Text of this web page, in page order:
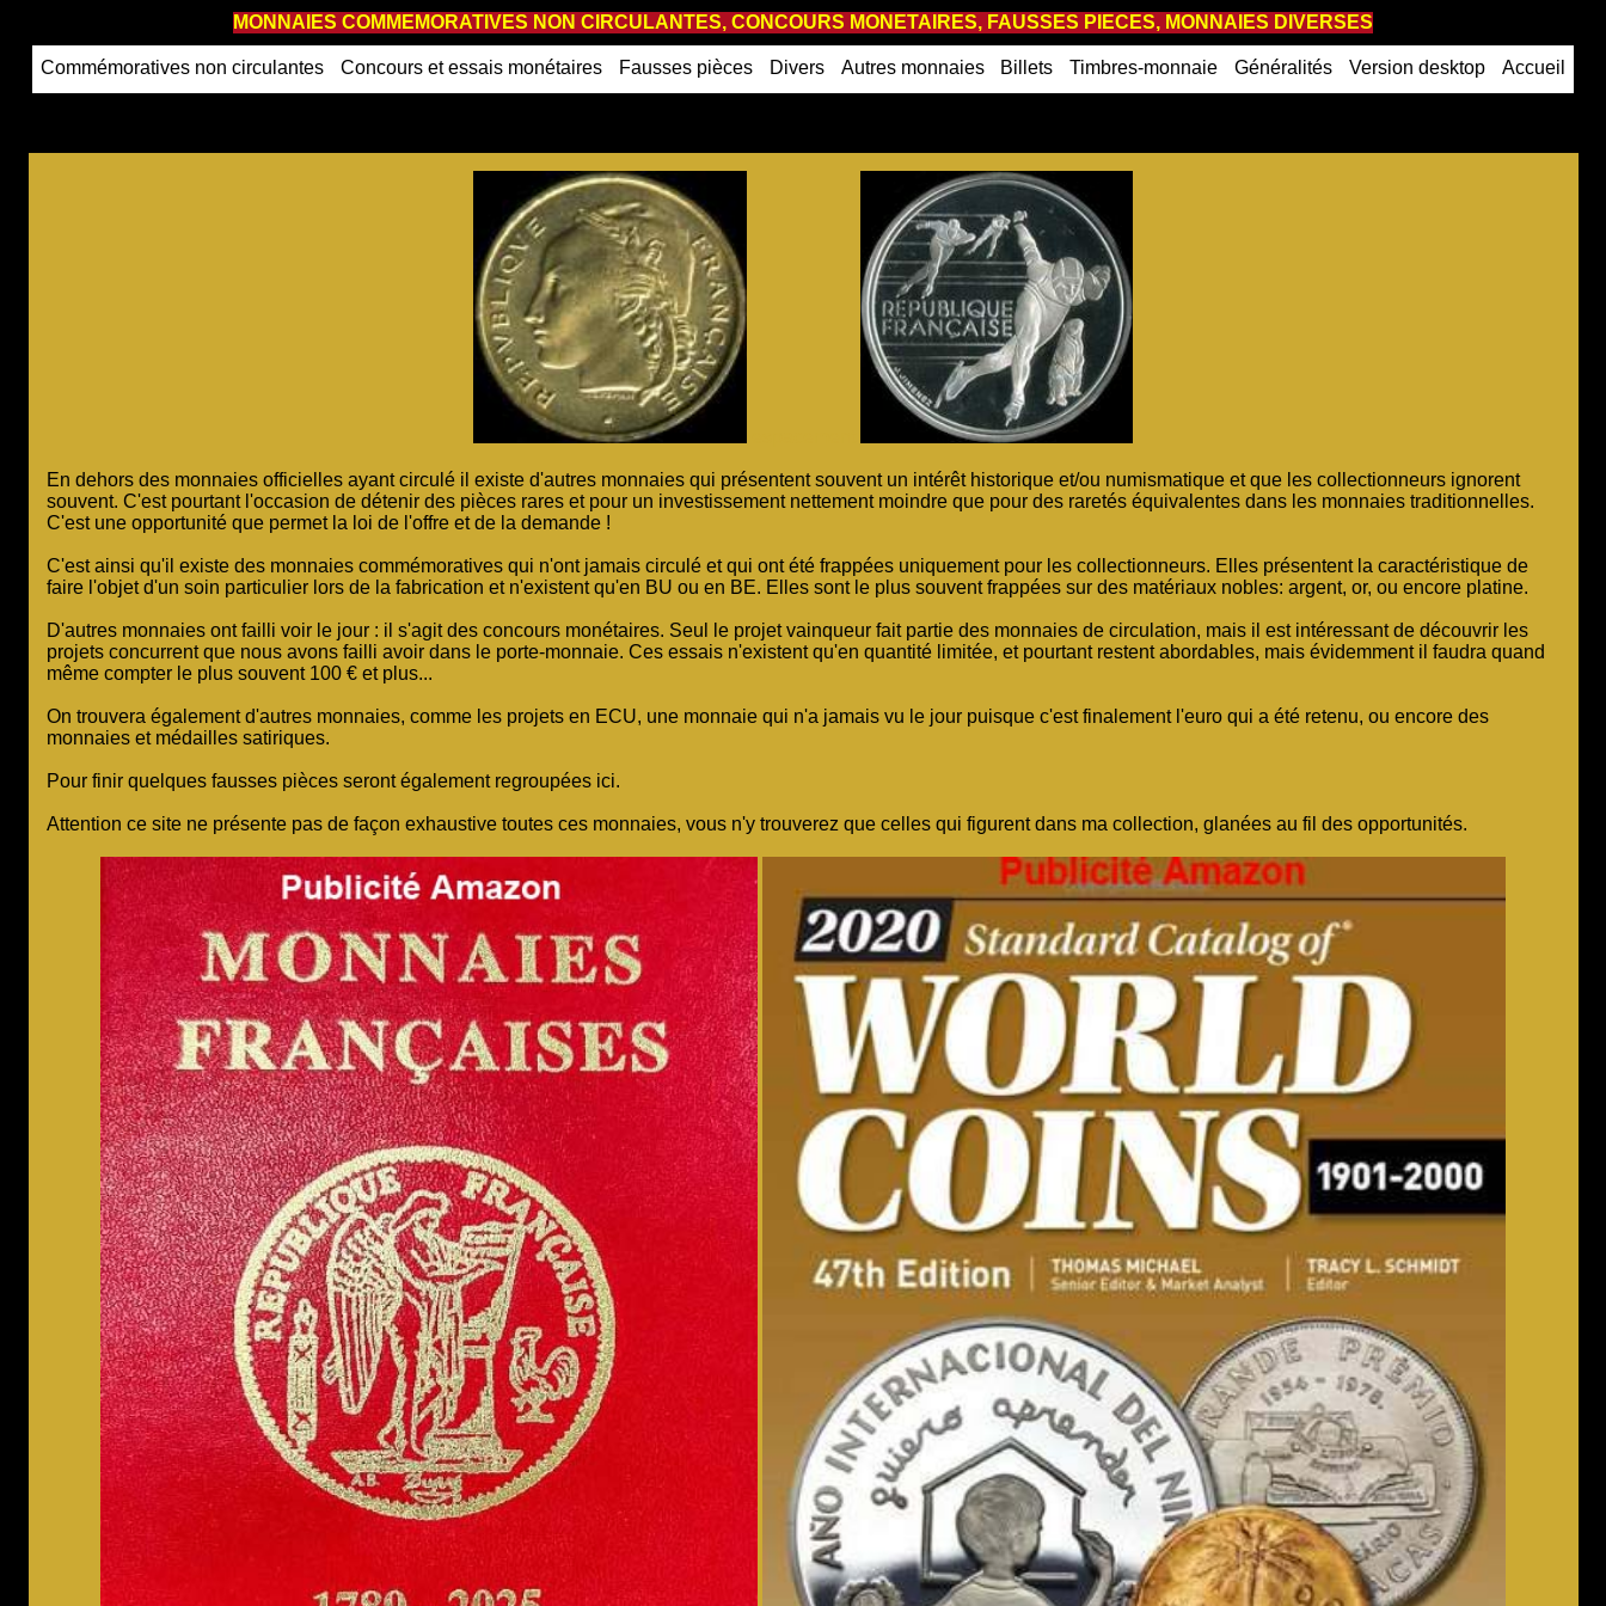
MONNAIES COMMEMORATIVES NON CIRCULANTES, CONCOURS MONETAIRES, FAUSSES PIECES, MONNAIES DIVERSES
Commémoratives non circulantes Concours et essais monétaires Fausses pièces Divers Autres monnaies Billets Timbres-monnaie Généralités Version desktop Accueil
En dehors des monnaies officielles ayant circulé il existe d'autres monnaies qui présentent souvent un intérêt historique et/ou numismatique et que les collectionneurs ignorent
souvent. C'est pourtant l'occasion de détenir des pièces rares et pour un investissement nettement moindre que pour des raretés équivalentes dans les monnaies traditionnelles.
C'est une opportunité que permet la loi de l'offre et de la demande !
C'est ainsi qu'il existe des monnaies commémoratives qui n'ont jamais circulé et qui ont été frappées uniquement pour les collectionneurs. Elles présentent la caractéristique de
faire l'objet d'un soin particulier lors de la fabrication et n'existent qu'en BU ou en BE. Elles sont le plus souvent frappées sur des matériaux nobles: argent, or, ou encore platine.
D'autres monnaies ont failli voir le jour : il s'agit des concours monétaires. Seul le projet vainqueur fait partie des monnaies de circulation, mais il est intéressant de découvrir les
projets concurrent que nous avons failli avoir dans le porte-monnaie. Ces essais n'existent qu'en quantité limitée, et pourtant restent abordables, mais évidemment il faudra quand
même compter le plus souvent 100 € et plus...
On trouvera également d'autres monnaies, comme les projets en ECU, une monnaie qui n'a jamais vu le jour puisque c'est finalement l'euro qui a été retenu, ou encore des
monnaies et médailles satiriques.
Pour finir quelques fausses pièces seront également regroupées ici.
Attention ce site ne présente pas de façon exhaustive toutes ces monnaies, vous n'y trouverez que celles qui figurent dans ma collection, glanées au fil des opportunités.